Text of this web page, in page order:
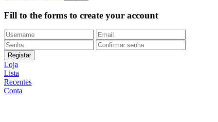
Fill to the forms to create your account
Loja
Lista
Recentes
Conta